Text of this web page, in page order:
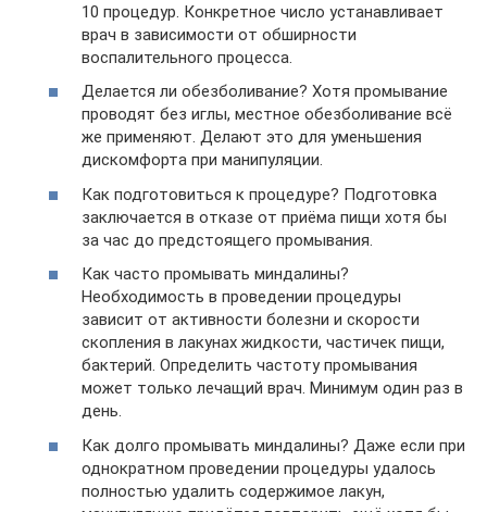
10 процедур. Конкретное число устанавливает
врач в зависимости от обширности
воспалительного процесса.
Делается ли обезболивание? Хотя промывание
проводят без иглы, местное обезболивание всё
же применяют. Делают это для уменьшения
дискомфорта при манипуляции.
Как подготовиться к процедуре? Подготовка
заключается в отказе от приёма пищи хотя бы
за час до предстоящего промывания.
Как часто промывать миндалины?
Необходимость в проведении процедуры
зависит от активности болезни и скорости
скопления в лакунах жидкости, частичек пищи,
бактерий. Определить частоту промывания
может только лечащий врач. Минимум один раз в
день.
Как долго промывать миндалины? Даже если при
однократном проведении процедуры удалось
полностью удалить содержимое лакун,